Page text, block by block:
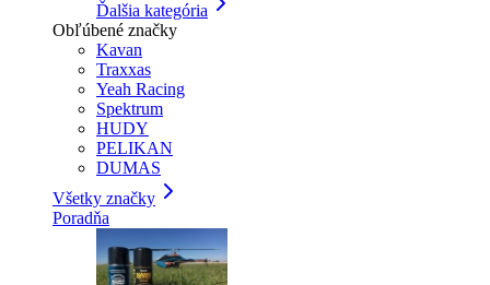
Ďalšia kategória
Obľúbené značky
Kavan
Traxxas
Yeah Racing
Spektrum
HUDY
PELIKAN
DUMAS
Všetky značky
Poradňa